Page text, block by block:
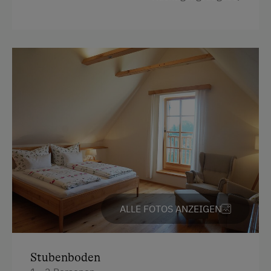
ALLE FOTOS ANZEIGEN
Stubenboden